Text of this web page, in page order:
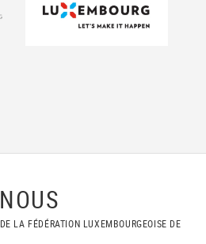
LA FÉDÉRATION LUXEMBOURGEOISE DE